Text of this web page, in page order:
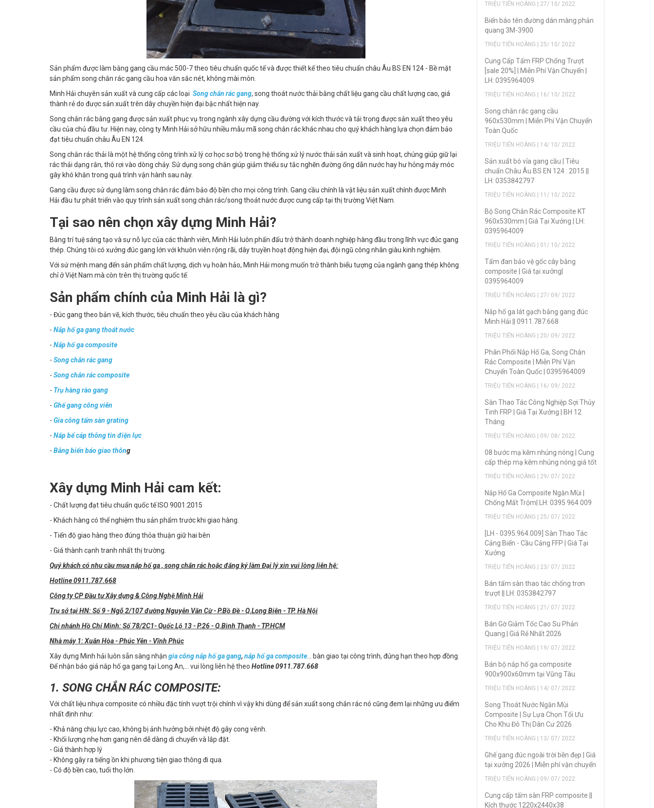
Sản phẩm được làm bằng gang cầu mác 500-7 theo tiêu chuẩn quốc tế và được thiết kế theo tiêu chuẩn châu Âu BS EN 124 - Bề mặt
sản phẩm song chắn rác gang cầu hoa văn sắc nét, không mài mòn.
Minh Hải chuyên sản xuất và cung cấp các loại Song chắn rác gang, song thoát nước thải bằng chất liệu gang cầu chất lượng cao, giá
thành rẻ do được sản xuất trên dây chuyền hiện đại bậc nhất hiện nay.
Song chắn rác bằng gang được sản xuất phục vụ trong ngành xây dựng cầu đường với kích thước và tải trọng được sản xuất theo yêu
cầu của chủ đầu tư. Hiện nay, công ty Minh Hải sở hữu nhiều mẫu mã song chắn rác khác nhau cho quý khách hàng lựa chọn đảm bảo
đạt tiêu chuẩn châu Âu EN 124.
Song chắn rác thải là một hệ thống công trình xử lý cơ học sơ bộ trong hệ thống xử lý nước thải sản xuất và sinh hoạt, chúng giúp giữ lại
rác thải dạng rắn, thô rơi vào dòng chảy. Sử dụng song chắn giúp giảm thiểu sự tắc nghẽn đường ống dẫn nước hay hư hỏng máy móc
gây khó khăn trong quá trình vận hành sau này.
Gang cầu được sử dụng làm song chắn rác đảm bảo độ bền cho mọi công trình. Gang cầu chính là vật liệu sản xuất chính được Minh
Hải đầu tư phát triển vào quy trình sản xuất song chắn rác/song thoát nước được cung cấp tại thị trường Việt Nam.
Tại sao nên chọn xây dựng Minh Hải?
Bằng trí tuệ sáng tạo và sự nỗ lực của các thành viên, Minh Hải luôn phấn đấu trở thành doanh nghiệp hàng đầu trong lĩnh vực đúc gang
thép. Chúng tôi có xưởng đúc gang lớn với khuôn viên rộng rãi, dây truyền hoạt động hiện đại, đội ngũ công nhân giàu kinh nghiệm.
Với sứ mệnh mang đến sản phẩm chất lượng, dịch vụ hoàn hảo, Minh Hải mong muốn trở thành biểu tượng của ngành gang thép không
chỉ ở Việt Nam mà còn trên thị trường quốc tế.
Sản phẩm chính của Minh Hải là gì?
- Đúc gang theo bản vẽ, kích thước, tiêu chuẩn theo yêu cầu của khách hàng
- Nắp hố ga gang thoát nước
- Nắp hố ga composite
- Song chắn rác gang
- Song chắn rác composite
- Trụ hàng rào gang
- Ghế gang công viên
- Gia công tấm sàn grating
- Nắp bể cáp thông tin điện lực
- Bảng biển báo giao thông
Xây dựng Minh Hải cam kết:
- Chất lượng đạt tiêu chuẩn quốc tế ISO 9001:2015
- Khách hàng có thể nghiệm thu sản phẩm trước khi giao hàng.
- Tiến độ giao hàng theo đúng thỏa thuận giữ hai bên
- Giá thành cạnh tranh nhất thị trường.
Quý khách có nhu cầu mua nắp hố ga , song chắn rác hoặc đăng ký làm Đại lý xin vui lòng liên hệ:
Hotline 0911.787.668
Công ty CP Đầu tư Xây dựng & Công Nghệ Minh Hải
Trụ sở tại HN: Số 9 - Ngõ 2/107 đường Nguyễn Văn Cừ - P.Bồ Đề - Q.Long Biên - TP. Hà Nội
Chi nhánh Hồ Chí Minh: Số 78/2C1- Quốc Lộ 13 - P.26 - Q.Bình Thạnh - TP.HCM
Nhà máy 1: Xuân Hòa - Phúc Yên - Vĩnh Phúc
Xây dựng Minh hải luôn sẵn sàng nhận gia công nắp hố ga gang, nắp hố ga composite ... bàn giao tại công trình, đúng hạn theo hợp đồng.
Để nhận báo giá nắp hố ga gang tại Long An,... vui lòng liên hệ theo Hotline 0911.787.668
1. SONG CHẮN RÁC COMPOSITE:
Với chất liệu nhựa composite có nhiều đặc tính vượt trội chính vì vậy khi dùng để sản xuất song chắn rác nó cũng đem lại những ưu điểm
nhất định như:
- Khả năng chịu lực cao, không bị ảnh hưởng bởi nhiệt độ gây cong vênh.
- Khối lượng nhẹ hơn gang nên dễ dàng di chuyển và lắp đặt.
- Giá thành hợp lý
- Không gây ra tiếng ồn khi phương tiện giao thông đi qua.
- Có độ bền cao, tuổi thọ lớn.
TRIỆU TIẾN HOÀNG | 27/ 10/ 2022
Biển báo tên đường dán màng phản
quang 3M-3900
TRIỆU TIẾN HOÀNG | 25/ 10/ 2022
Cung Cấp Tấm FRP Chống Trượt
[sale 20%] | Miễn Phí Vận Chuyển |
LH: 0395964009
TRIỆU TIẾN HOÀNG | 16/ 10/ 2022
Song chắn rác gang cầu
960x530mm | Miễn Phí Vận Chuyển
Toàn Quốc
TRIỆU TIẾN HOÀNG | 14/ 10/ 2022
Sản xuẩt bó vỉa gang cầu | Tiêu
chuẩn Châu Âu BS EN 124 : 2015 ||
LH: 0353842797
TRIỆU TIẾN HOÀNG | 11/ 10/ 2022
Bộ Song Chắn Rác Composite KT
960x530mm | Giá Tại Xưởng | LH:
0395964009
TRIỆU TIẾN HOÀNG | 01/ 10/ 2022
Tấm đan bảo vệ gốc cây bằng
composite | Giá tại xưởng|
0395964009
TRIỆU TIẾN HOÀNG | 27/ 09/ 2022
Nắp hố ga lát gạch bằng gang đúc
Minh Hải || 0911.787.668
TRIỆU TIẾN HOÀNG | 20/ 09/ 2022
Phân Phối Nắp Hố Ga, Song Chắn
Rác Composite | Miễn Phí Vận
Chuyển Toàn Quốc | 0395964009
TRIỆU TIẾN HOÀNG | 16/ 09/ 2022
Sàn Thao Tác Công Nghiệp Sợi Thủy
Tinh FRP | Giá Tại Xưởng | BH 12
Tháng
TRIỆU TIẾN HOÀNG | 09/ 08/ 2022
08 bước mạ kẽm nhúng nóng | Cung
cấp thép mạ kẽm nhúng nóng giá tốt
TRIỆU TIẾN HOÀNG | 29/ 07/ 2022
Nắp Hố Ga Composite Ngăn Mùi |
Chống Mất Trộm| LH: 0395 964 009
TRIỆU TIẾN HOÀNG | 25/ 07/ 2022
[LH - 0395.964.009] Sàn Thao Tác
Cảng Biển - Cầu Cảng FFP | Giá Tại
Xưởng
TRIỆU TIẾN HOÀNG | 23/ 07/ 2022
Bán tấm sàn thao tác chống trơn
trượt || LH: 0353842797
TRIỆU TIẾN HOÀNG | 21/ 07/ 2022
Bán Gờ Giảm Tốc Cao Su Phản
Quang | Giá Rẻ Nhất 2026
TRIỆU TIẾN HOÀNG | 19/ 07/ 2022
Bán bộ nắp hố ga composite
900x900x60mm tại Vũng Tàu
TRIỆU TIẾN HOÀNG | 14/ 07/ 2022
Song Thoát Nước Ngăn Mùi
Composite | Sự Lựa Chọn Tối Ưu
Cho Khu Đô Thị Dân Cư 2026
TRIỆU TIẾN HOÀNG | 13/ 07/ 2022
Ghế gang đúc ngoài trời bền đẹp | Giá
tại xưởng 2026 | Miễn phí vận chuyển
TRIỆU TIẾN HOÀNG | 09/ 07/ 2022
Cung cấp tấm sàn FRP composite ||
Kích thước 1220x2440x38